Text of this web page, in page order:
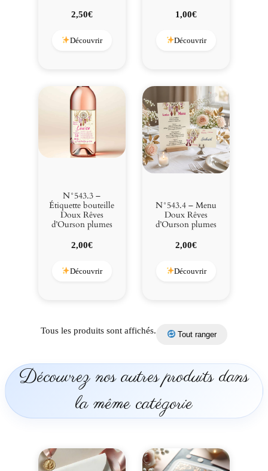
2,50€
Découvrir
1,00€
Découvrir
N°543.3 –
Étiquette bouteille
Doux Rêves
d’Ourson plumes
2,00€
Découvrir
N°543.4 – Menu
Doux Rêves
d’Ourson plumes
2,00€
Découvrir
Tous les produits sont affichés. Tout ranger
Découvrez nos autres produits dans
la même catégorie